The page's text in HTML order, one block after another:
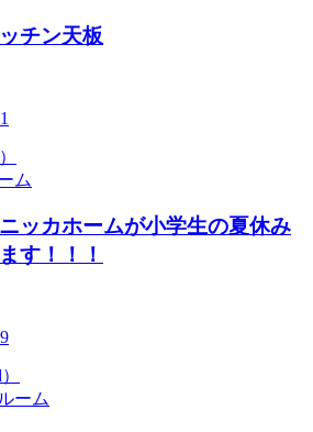
チン天板
ム
ニッカホームが小学生の夏休み
す！！！
ーム